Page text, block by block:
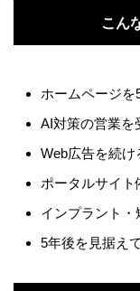
こん
ホームページ
AI対策の営業を
Web広告を続け
ポータルサイ
インプラント
5年後を見据え